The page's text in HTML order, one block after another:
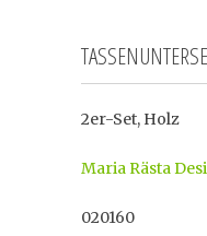
2er-Set, Holz
Maria Rästa
020160